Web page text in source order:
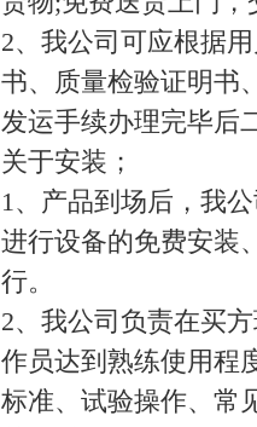
2、我公司可应根据
书、质量检验证明书
发运手续办理完毕后
关于安装；
1、产品到场后，我
进行设备的免费安装
行。
2、我公司负责在买
作员达到熟练使用程
标准、试验操作、常